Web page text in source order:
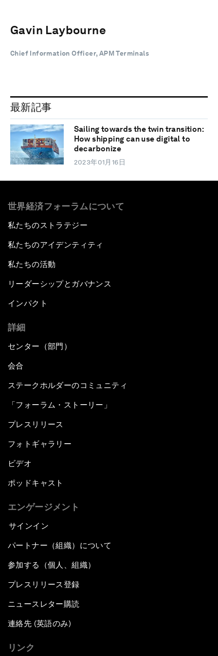
Gavin Laybourne
Chief Information Officer, APM Terminals
最新記事
Sailing towards the twin transition:
How shipping can use digital to
decarbonize
2023年01月16日
世界経済フォーラムについて
私たちのストラテジー
私たちのアイデンティティ
私たちの活動
リーダーシップとガバナンス
インパクト
詳細
センター（部門）
会合
ステークホルダーのコミュニティ
「フォーラム・ストーリー」
プレスリリース
フォトギャラリー
ビデオ
ポッドキャスト
エンゲージメント
サインイン
パートナー（組織）について
参加する（個人、組織）
プレスリリース登録
ニュースレター購読
連絡先 (英語のみ)
リンク